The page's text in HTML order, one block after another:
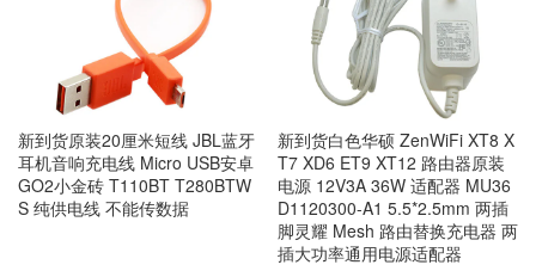
新到货原装20厘米短线 JBL蓝牙
耳机音响充电线 Micro USB安卓
GO2小金砖 T110BT T280BTW
S 纯供电线 不能传数据
新到货白色华硕 ZenWiFi XT8 X
T7 XD6 ET9 XT12 路由器原装
电源 12V3A 36W 适配器 MU36
D1120300-A1 5.5*2.5mm 两插
脚灵耀 Mesh 路由替换充电器 两
插大功率通用电源适配器